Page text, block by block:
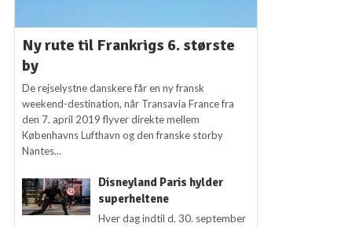
Ny rute til Frankrigs 6. største
by
De rejselystne danskere får en ny fransk
weekend-destination, når Transavia France fra
den 7. april 2019 flyver direkte mellem
Københavns Lufthavn og den franske storby
Nantes...
Disneyland Paris hylder
superheltene
Hver dag indtil d. 30. september